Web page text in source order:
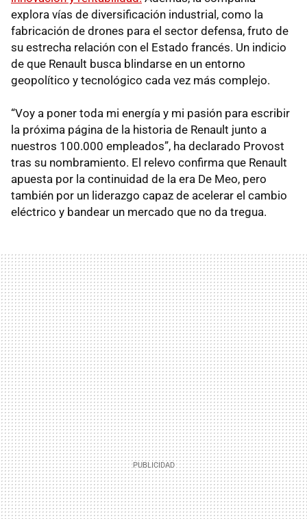
explora vías de diversificación industrial, como la
fabricación de drones para el sector defensa, fruto de
su estrecha relación con el Estado francés. Un indicio
de que Renault busca blindarse en un entorno
geopolítico y tecnológico cada vez más complejo.
“Voy a poner toda mi energía y mi pasión para escribir
la próxima página de la historia de Renault junto a
nuestros 100.000 empleados”, ha declarado Provost
tras su nombramiento. El relevo confirma que Renault
apuesta por la continuidad de la era De Meo, pero
también por un liderazgo capaz de acelerar el cambio
eléctrico y bandear un mercado que no da tregua.